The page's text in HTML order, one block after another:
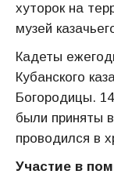
хуторок на
музей
Кадеты
Кубанского
Богородицы.
были приняты
проводился в
Участие в